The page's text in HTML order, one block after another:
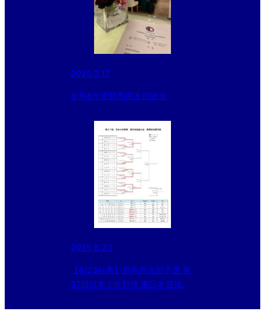
2025.2.17
令和6年度群馬県支部総会
2025.8.23
【8/23結果】群馬県支部予選 第
37回日本少年野球 東日本選抜大